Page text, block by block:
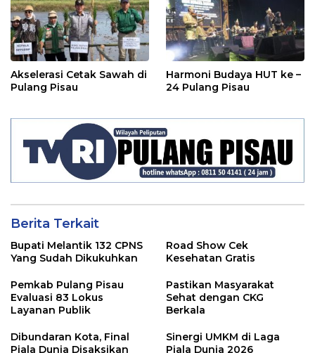
Akselerasi Cetak Sawah di
Pulang Pisau
Harmoni Budaya HUT ke –
24 Pulang Pisau
Berita Terkait
Bupati Melantik 132 CPNS
Yang Sudah Dikukuhkan
Road Show Cek
Kesehatan Gratis
Pemkab Pulang Pisau
Evaluasi 83 Lokus
Layanan Publik
Pastikan Masyarakat
Sehat dengan CKG
Berkala
Dibundaran Kota, Final
Piala Dunia Disaksikan
Sinergi UMKM di Laga
Piala Dunia 2026